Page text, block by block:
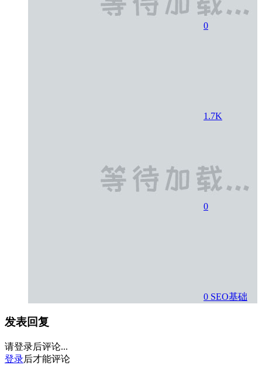
0
1.7K
0
0 SEO基础
发表回复
请登录后评论...
登录后才能评论